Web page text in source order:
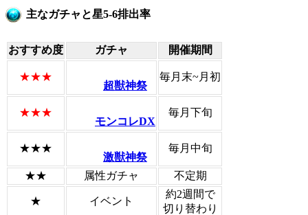
主なガチャと星5-6排出率
おすすめ度 ガチャ 開催期間
★★★
超獣神祭
毎月末~月初
★★★
モンコレDX
毎月下旬
★★★
激獣神祭
毎月中旬
★★ 属性ガチャ 不定期
★ イベント
約2週間で
切り替わり